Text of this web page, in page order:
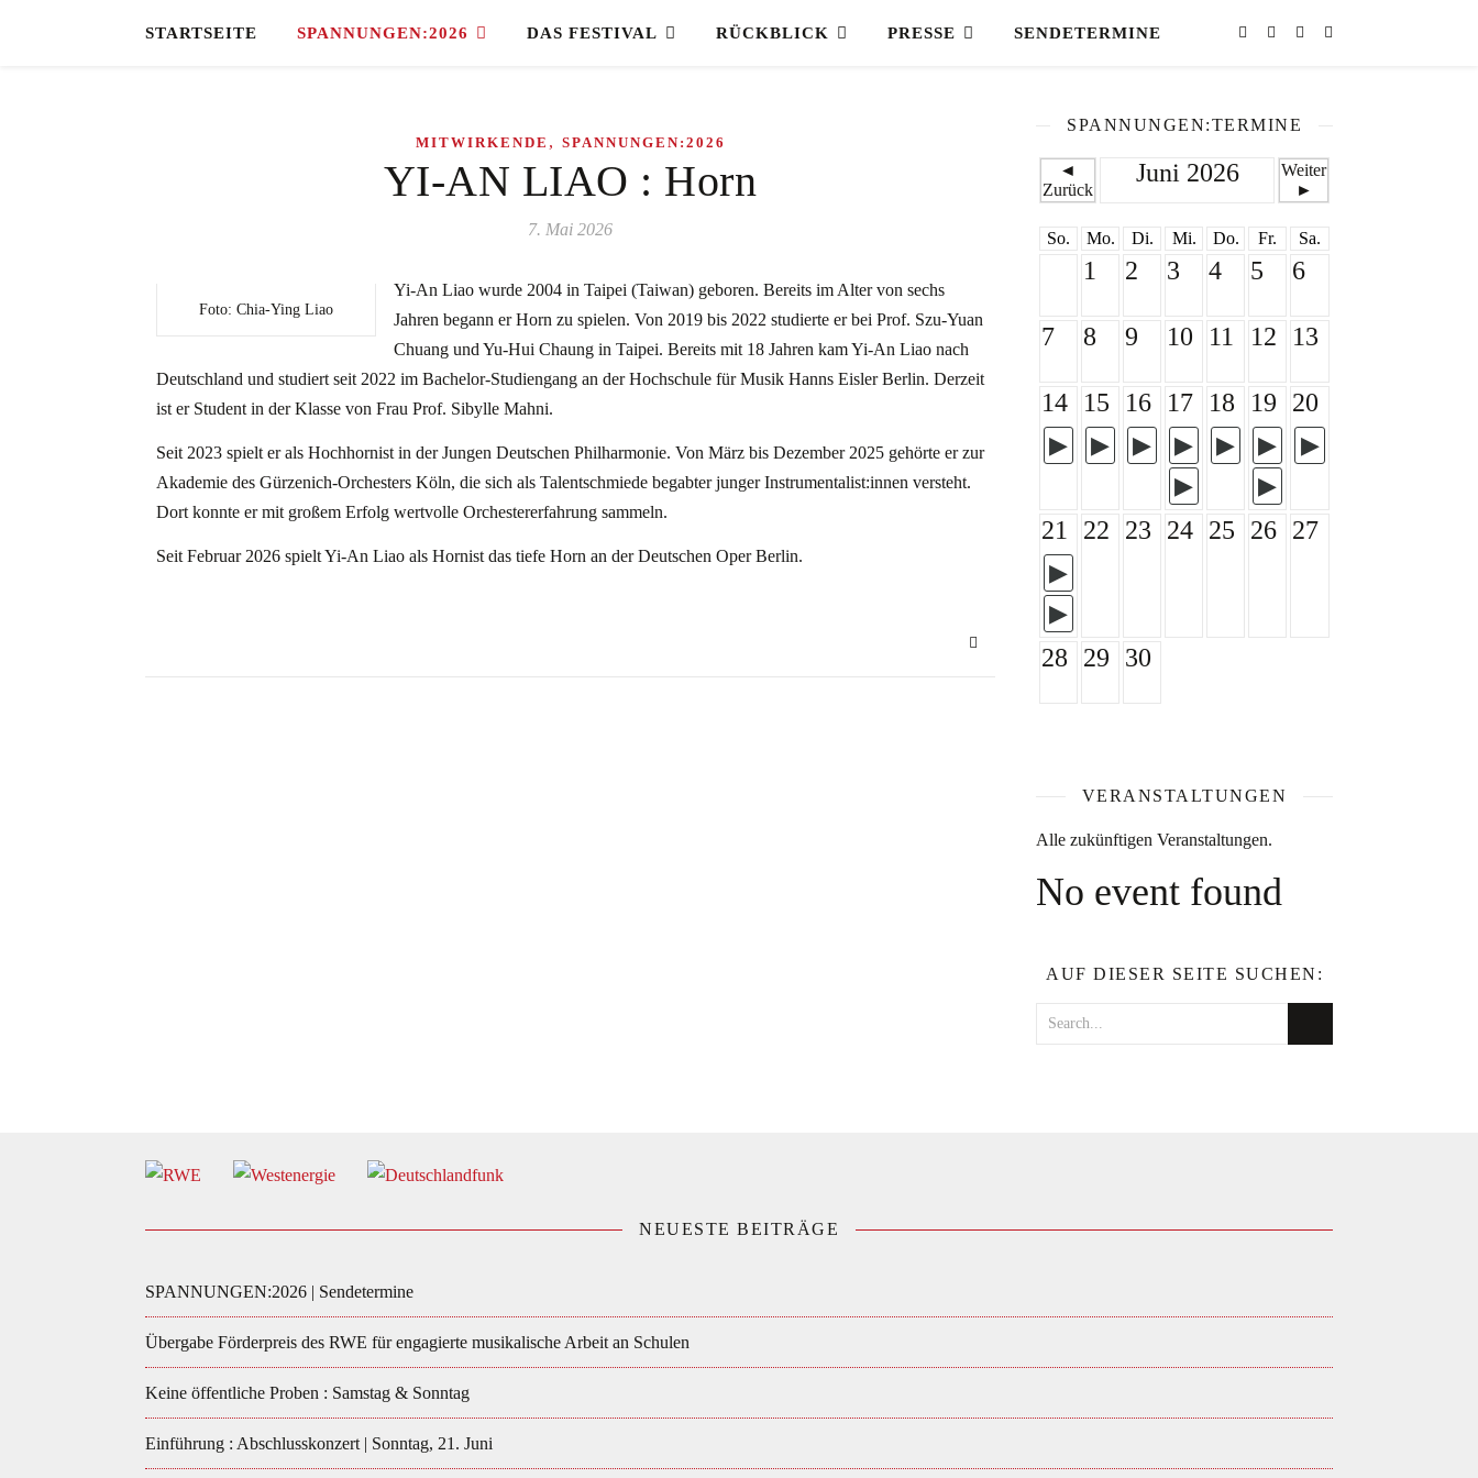
STARTSEITE SPANNUNGEN:2026 DAS FESTIVAL RÜCKBLICK PRESSE SENDETERMINE
MITWIRKENDE , SPANNUNGEN:2026
YI-AN LIAO : Horn
7. Mai 2026
Foto: Chia-Ying Liao
Yi-An Liao wurde 2004 in Taipei (Taiwan) geboren. Bereits im Alter von sechs
Jahren begann er Horn zu spielen. Von 2019 bis 2022 studierte er bei Prof. Szu-Yuan
Chuang und Yu-Hui Chaung in Taipei. Bereits mit 18 Jahren kam Yi-An Liao nach
Deutschland und studiert seit 2022 im Bachelor-Studiengang an der Hochschule für Musik Hanns Eisler Berlin. Derzeit
ist er Student in der Klasse von Frau Prof. Sibylle Mahni.
Seit 2023 spielt er als Hochhornist in der Jungen Deutschen Philharmonie. Von März bis Dezember 2025 gehörte er zur
Akademie des Gürzenich-Orchesters Köln, die sich als Talentschmiede begabter junger Instrumentalist:innen versteht.
Dort konnte er mit großem Erfolg wertvolle Orchestererfahrung sammeln.
Seit Februar 2026 spielt Yi-An Liao als Hornist das tiefe Horn an der Deutschen Oper Berlin.
SPANNUNGEN:TERMINE
◄
Zurück
Juni 2026
Weiter
►
So. Mo. Di. Mi. Do. Fr. Sa.
1 2 3 4 5 6
7 8 9 10 11 12 13
14 15 16 17 18 19 20
21 22 23 24 25 26 27
28 29 30
VERANSTALTUNGEN
Alle zukünftigen Veranstaltungen.
No event found
AUF DIESER SEITE SUCHEN:
NEUESTE BEITRÄGE
SPANNUNGEN:2026 | Sendetermine
Übergabe Förderpreis des RWE für engagierte musikalische Arbeit an Schulen
Keine öffentliche Proben : Samstag & Sonntag
Einführung : Abschlusskonzert | Sonntag, 21. Juni